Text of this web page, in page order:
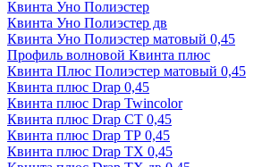
Квинта Уно Полиэстер
Квинта Уно Полиэстер дв
Квинта Уно Полиэстер матовый 0,45
Профиль волновой Квинта плюс
Квинта Плюс Полиэстер матовый 0,45
Квинта плюс Drap 0,45
Квинта плюс Drap Twincolor
Квинта плюс Drap СТ 0,45
Квинта плюс Drap ТР 0,45
Квинта плюс Drap ТХ 0,45